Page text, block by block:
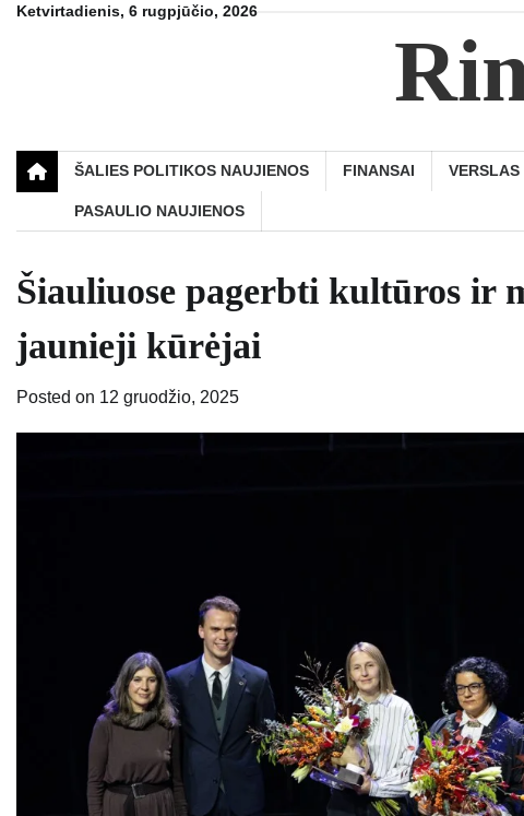
SkipKetvirtadienis, 6 rugpjūčio, 2026
ŠALIES POLITIKOS NAUJIENOS FINANSAI VERSLAS
PASAULIO NAUJIENOS
Šiauliuose pagerbti kultūros ir
jaunieji kūrėjai
Posted on 12 gruodžio, 2025